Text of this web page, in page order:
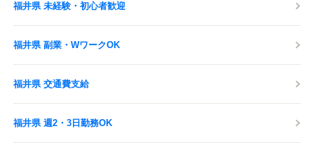
福井県 未経験・初心者歓迎
福井県 副業・WワークOK
福井県 交通費支給
福井県 週2・3日勤務OK